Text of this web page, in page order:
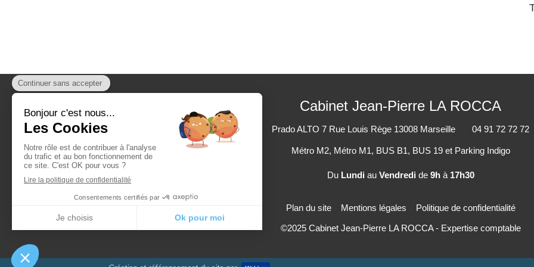
Cabinet Jean-Pierre LA ROCCA
Prado ALTO 7 Rue Louis Rège 13008 Marseille 04 91 72 72 72
Métro M2, Métro M1, BUS B1, BUS 19 et Parking Indigo
Du Lundi au Vendredi de 9hà 17h30
Plan du site Mentions légales
Politique de confidentialité
©2025 Cabinet Jean-Pierre LA ROCCA - Expertise comptable